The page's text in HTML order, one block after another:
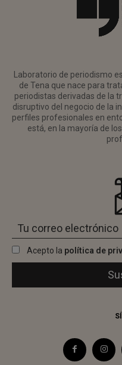
Laboratorio de periodismo
de Tena que nace para
periodistas derivadas de la
disruptivo del negocio de la
perfiles profesionales en
está, en la mayoría de
Acepto la política de